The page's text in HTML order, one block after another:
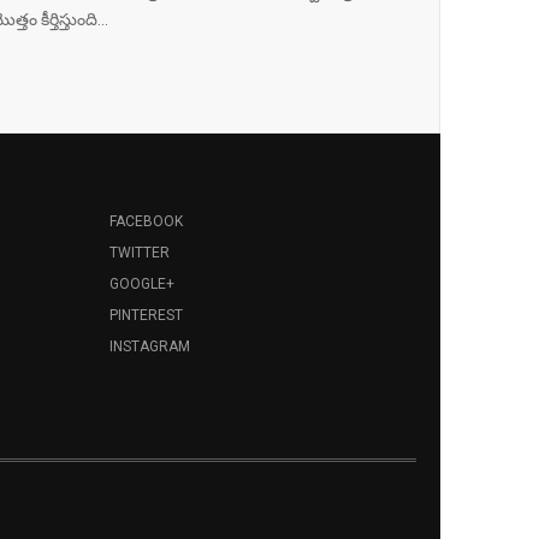
కీర్తిస్తుంది...
FACEBOOK
TWITTER
GOOGLE+
PINTEREST
INSTAGRAM